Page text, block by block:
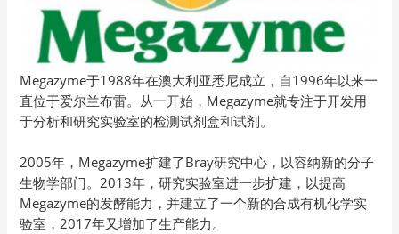
Megazyme于1988年在澳大利亚悉尼成立，自1996年以来一
直位于爱尔兰布雷。从一开始，Megazyme就专注于开发用
于分析和研究实验室的检测试剂盒和试剂。
2005年，Megazyme扩建了Bray研究中心，以容纳新的分子
生物学部门。2013年，研究实验室进一步扩建，以提高
Megazyme的发酵能力，并建立了一个新的合成有机化学实
验室，2017年又增加了生产能力。